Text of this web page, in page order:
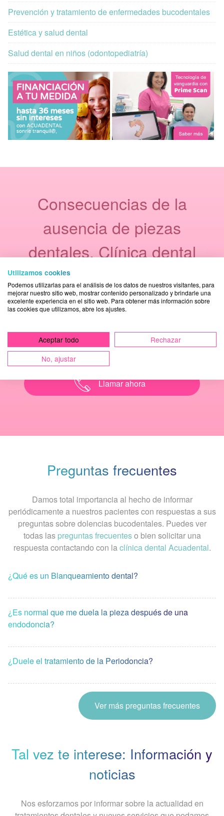
Prevención y tratamiento de enfermedades bucodentales
Estética y salud dental
Salud dental en niños (odontopediatría)
Consecuencias de la
ausencia de piezas
dentales. Clínica dental
Acuadental en Arganda
del Rey.
No dudes en contactar con nosotros. Te
atenderemos con total confidencialidad, sin
Llamar ahora
Preguntas frecuentes
Damos total importancia al hecho de informar
periódicamente a nuestros pacientes con respuestas a sus
preguntas sobre dolencias bucodentales. Puedes ver
todas las preguntas frecuenteso bien solicitar una
respuesta contactando con laclínica dental Acuadental.
¿Qué es un Blanqueamiento dental?
¿Es normal que me duela la pieza después de una
endodoncia?
¿Duele el tratamiento de la Periodoncia?
Ver más preguntas frecuentes
Tal vez te interese: Información y
noticias
Nos esforzamos por informar sobre la actualidad en
Utilizamos cookies
Podemos utilizarlas para el análisis de los datos de nuestros visitantes, para
mejorar nuestro sitio web, mostrar contenido personalizado y brindarle una
excelente experiencia en el sitio web. Para obtener más información sobre
las cookies que utilizamos, abre los ajustes.
Aceptar todo
Rechazar
No, ajustar